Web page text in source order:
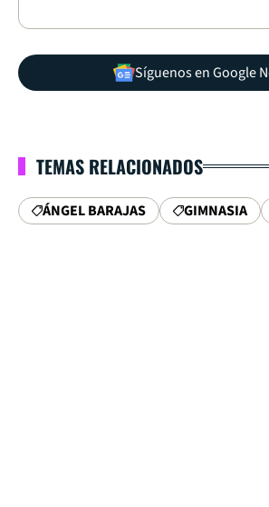
Síguenos en Google
TEMAS RELACIONADOS
ÁNGEL BARAJAS GIMNASIA